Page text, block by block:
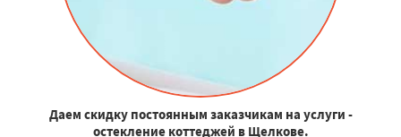
Даем скидку постоянным заказчикам на услуги -
остекление коттеджей в Щелкове.